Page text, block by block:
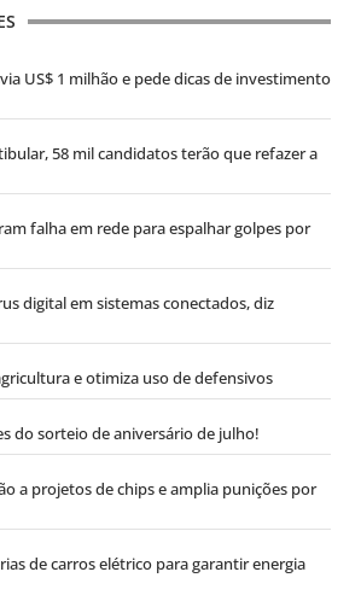
US$ 1 milhão e pede dicas de investimento
58 mil candidatos terão que refazer a
falha em rede para espalhar golpes por
digital em sistemas conectados, diz
e otimiza uso de defensivos
do sorteio de aniversário de julho!
a projetos de chips e amplia punições por
de carros elétrico para garantir energia